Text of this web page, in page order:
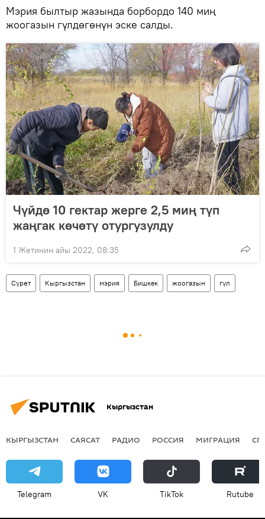
Мэрия былтыр жазында борбордо 140 миң
жоогазын гүлдөгөнүн эске салды.
Чүйдө 10 гектар жерге 2,5 миң түп
жаңгак көчөтү отургузулду
1 Жетинин айы 2022, 08:35
Сүрөт Кыргызстан мэрия Бишкек жоогазын гүл
Кыргызстан
КЫРГЫЗСТАН САЯСАТ РАДИО РОССИЯ МИГРАЦИЯ
Telegram VK ТikТоk Rutube